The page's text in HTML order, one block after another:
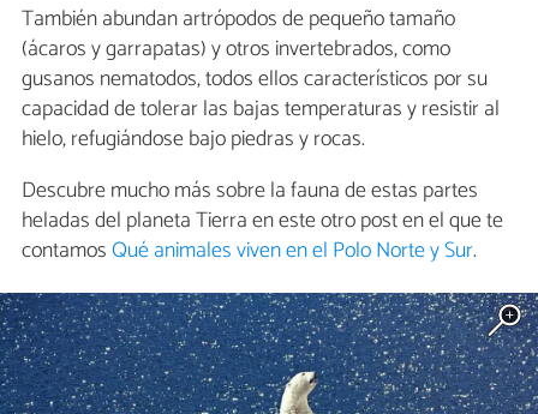
También abundan artrópodos de pequeño tamaño
(ácaros y garrapatas) y otros invertebrados, como
gusanos nematodos, todos ellos característicos por su
capacidad de tolerar las bajas temperaturas y resistir al
hielo, refugiándose bajo piedras y rocas.
Descubre mucho más sobre la fauna de estas partes
heladas del planeta Tierra en este otro post en el que te
contamosQué animales viven en el Polo Norte y Sur.